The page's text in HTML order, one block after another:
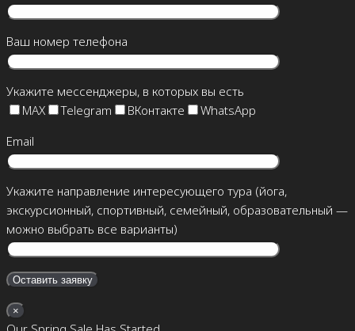
Ваш номер телефона
Укажите мессенджеры, в которых вы есть
MAX
Telegram ВКонтакте
WhatsApp
Email
Укажите направление интересующего тура (йога,
экскурсионный, спортивный, семейный, образовательный —
можно выбрать все варианты)
×